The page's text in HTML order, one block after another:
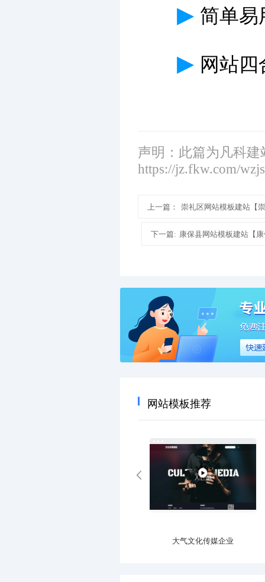
▶ 简单易
▶ 网站四
声明：此篇为凡科
https://jz.fkw.com/
上一篇： 崇礼区网站模板建站【
下一篇: 康保县网站模板建站【
网站模板推荐
大气文化传媒企业